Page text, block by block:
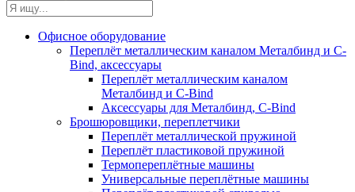
Офисное оборудование
Переплёт металлическим каналом Металбинд и C-
Bind, аксессуары
Переплёт металлическим каналом
Металбинд и C-Bind
Аксессуары для Металбинд, C-Bind
Брошюровщики, переплетчики
Переплёт металлической пружиной
Переплёт пластиковой пружиной
Термопереплётные машины
Универсальные переплётные машины